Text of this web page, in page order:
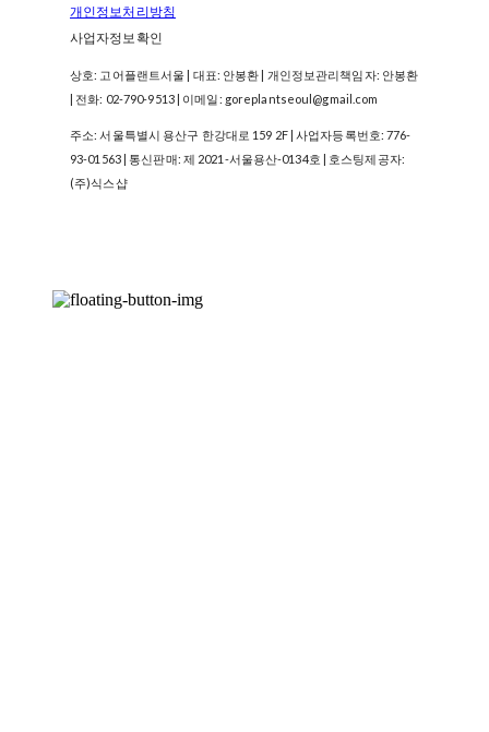
개인정보처리방침
사업자정보확인
상호: 고어플랜트서울 | 대표: 안봉환 | 개인정보관리책임자: 안봉환
| 전화: 02-790-9513 | 이메일: goreplantseoul@gmail.com
주소: 서울특별시 용산구 한강대로 159 2F | 사업자등록번호:776-
93-01563| 통신판매: 제 2021-서울용산-0134호 | 호스팅제공자:
(주)식스샵